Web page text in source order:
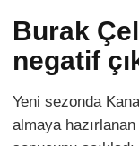
Burak
negatif
Yeni sezonda
almaya